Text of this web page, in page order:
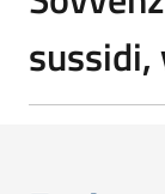
sussidi,